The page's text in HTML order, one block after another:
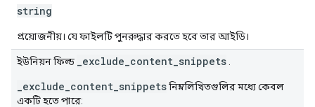
string
প্রয়োজনীয়। যে ফাইলটি পুনরুদ্ধার করতে হবে তার আইডি।
ইউনিয়ন ফিল্ড _exclude_content_snippets
_exclude_content_snippetsনিম্নলিখিতগুলির মধ্যে কেবল
একটি হতে পারে: